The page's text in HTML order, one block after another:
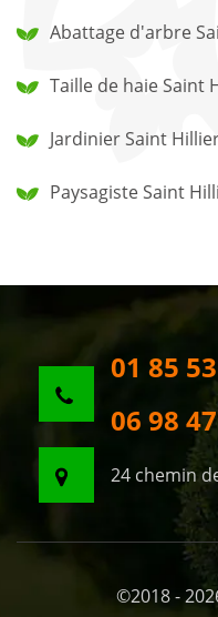
Abattage d'arbre
Taille de haie Saint
Jardinier Saint
Paysagiste Saint
01 85
06 98
24 chemin
©2018 -